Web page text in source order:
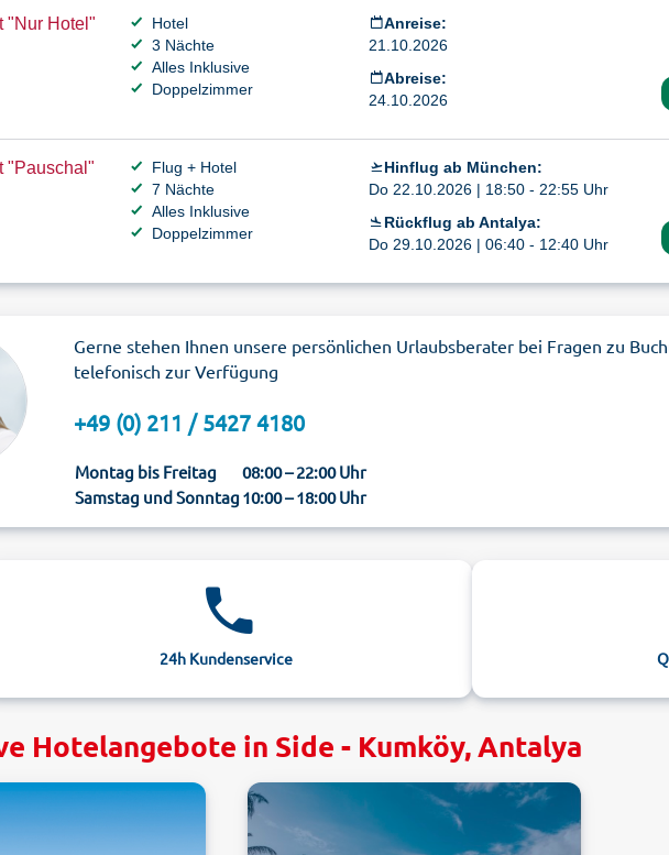
"Nur Hotel"
Hotel
3 Nächte
Alles Inklusive
Doppelzimmer
Anreise:
21.10.2026
Abreise:
24.10.2026
"Pauschal"
Flug + Hotel
7 Nächte
Alles Inklusive
Doppelzimmer
Hinflug ab München:
Do 22.10.2026 | 18:50 - 22:55 Uhr
Rückflug ab Antalya:
Do 29.10.2026 | 06:40 - 12:40 Uhr
Gerne stehen Ihnen unsere persönlichen Urlaubsberater bei Fragen zu
telefonisch zur Verfügung
+49 (0) 211 / 5427 4180
Montag bis Freitag
08:00 – 22:00 Uhr
Samstag und Sonntag10:00 – 18:00 Uhr
24h Kundenservice
Hotelangebote in Side - Kumköy, Antalya